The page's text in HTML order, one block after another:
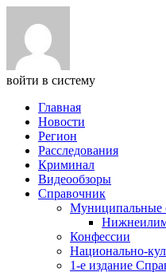
войти в систему
Главная
Новости
Регион
Расследования
Криминал
Видеообзоры
Справочник
Муниципальные
Конфессии
Национально-
1-е издание